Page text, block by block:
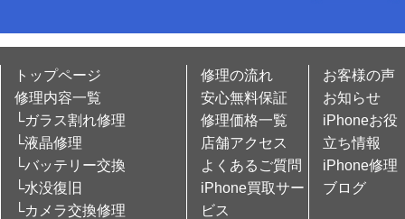
トップページ
修理内容一覧
└ガラス割れ修理
└液晶修理
└バッテリー交換
└水没復旧
└カメラ交換修理
修理の流れ
安心無料保証
修理価格一覧
店舗アクセス
よくあるご質問
iPhone買取サー
ビス
お客様の声
お知らせ
iPhoneお役
立ち情報
iPhone修理
ブログ